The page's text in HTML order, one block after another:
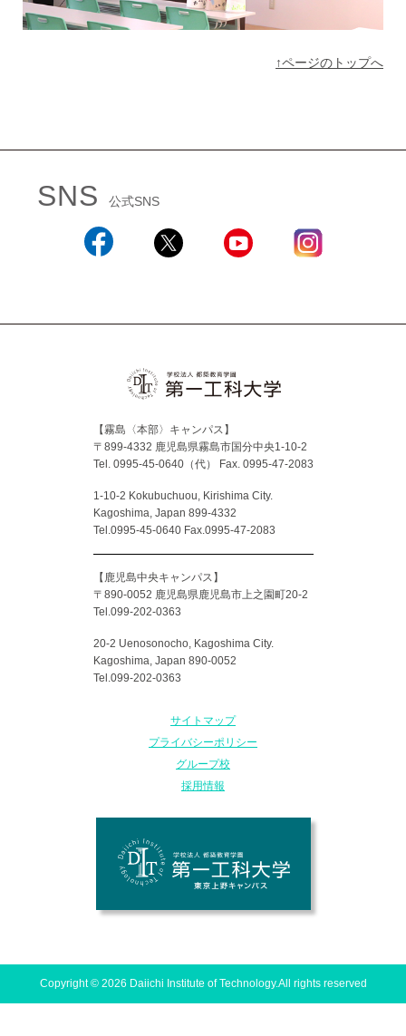
↑ページのトップへ
SNS 公式SNS
【霧島〈本部〉キャンパス】
〒899-4332 鹿児島県霧島市国分中央1-10-2
Tel. 0995-45-0640（代）
Fax. 0995-47-2083
1-10-2 Kokubuchuou, Kirishima City.
Kagoshima, Japan 899-4332
Tel.0995-45-0640 Fax.0995-47-2083
【鹿児島中央キャンパス】
〒890-0052 鹿児島県鹿児島市上之園町20-2
Tel.099-202-0363
20-2 Uenosonocho, Kagoshima City.
Kagoshima, Japan 890-0052
Tel.099-202-0363
サイトマップ
プライバシーポリシー
グループ校
採用情報
Copyright © 2026 Daiichi Institute of Technology.All rights reserved